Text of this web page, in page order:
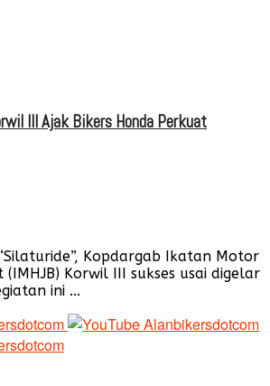
III Ajak Bikers Honda Perkuat
Kopdargab Ikatan Motor
(IMHJB) Korwil III sukses usai digelar
ini ...